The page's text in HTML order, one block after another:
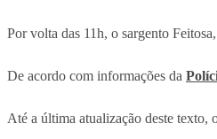
Por volta das 11h, o sargento
De acordo com informações da
Até a última atualização deste texto,